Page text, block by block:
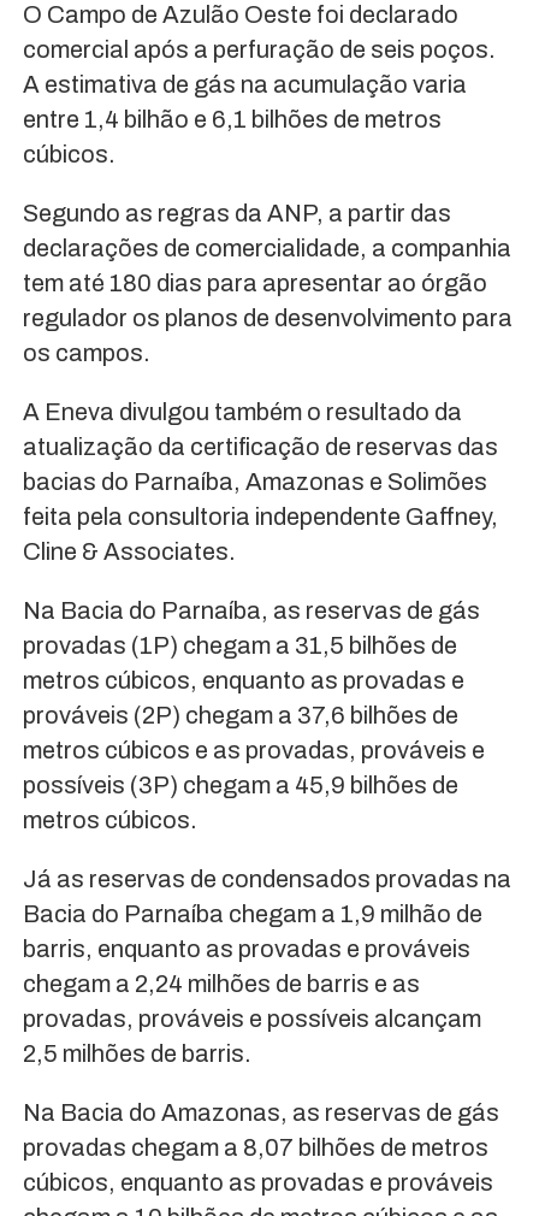
O Campo de Azulão Oeste foi declarado
comercial após a perfuração de seis poços.
A estimativa de gás na acumulação varia
entre 1,4 bilhão e 6,1 bilhões de metros
cúbicos.
Segundo as regras da ANP, a partir das
declarações de comercialidade, a companhia
tem até 180 dias para apresentar ao órgão
regulador os planos de desenvolvimento para
os campos.
A Eneva divulgou também o resultado da
atualização da certificação de reservas das
bacias do Parnaíba, Amazonas e Solimões
feita pela consultoria independente Gaffney,
Cline & Associates.
Na Bacia do Parnaíba, as reservas de gás
provadas (1P) chegam a 31,5 bilhões de
metros cúbicos, enquanto as provadas e
prováveis (2P) chegam a 37,6 bilhões de
metros cúbicos e as provadas, prováveis e
possíveis (3P) chegam a 45,9 bilhões de
metros cúbicos.
Já as reservas de condensados provadas na
Bacia do Parnaíba chegam a 1,9 milhão de
barris, enquanto as provadas e prováveis
chegam a 2,24 milhões de barris e as
provadas, prováveis e possíveis alcançam
2,5 milhões de barris.
Na Bacia do Amazonas, as reservas de gás
provadas chegam a 8,07 bilhões de metros
cúbicos, enquanto as provadas e prováveis